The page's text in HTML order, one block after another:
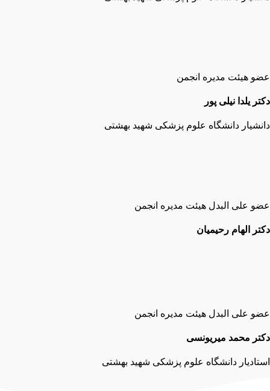
عضو هیئت مدیره انجمن
دکتر یلدا نیلی پور
دانشیار دانشگاه علوم پزشکی شهید بهشتی
عضو علی البدل هیئت مدیره انجمن
دکتر الهام رحیمیان
عضو علی البدل هیئت مدیره انجمن
دکتر محمد میریونسی
استادیار دانشگاه علوم پزشکی شهید بهشتی